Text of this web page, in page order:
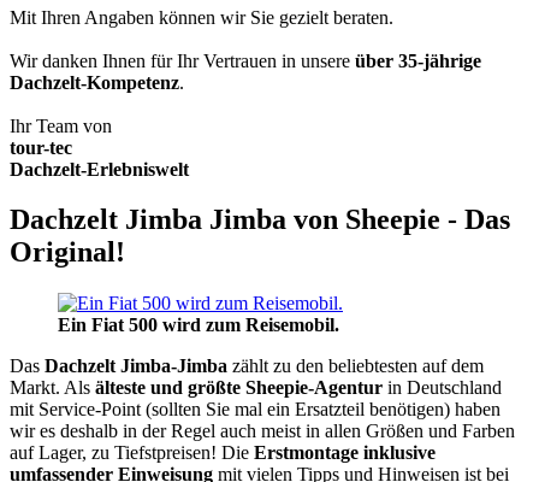
Mit Ihren Angaben können wir Sie gezielt beraten.
Wir danken Ihnen für Ihr Vertrauen in unsere über 35-jährige
Dachzelt-Kompetenz.
Ihr Team von
tour-tec
Dachzelt-Erlebniswelt
Dachzelt Jimba Jimba von Sheepie - Das
Original!
Ein Fiat 500 wird zum Reisemobil.
Das Dachzelt Jimba-Jimba zählt zu den beliebtesten auf dem
Markt. Als älteste und größte Sheepie-Agentur in Deutschland
mit Service-Point (sollten Sie mal ein Ersatzteil benötigen) haben
wir es deshalb in der Regel auch meist in allen Größen und Farben
auf Lager, zu Tiefstpreisen! Die Erstmontage inklusive
umfassender Einweisung mit vielen Tipps und Hinweisen ist bei